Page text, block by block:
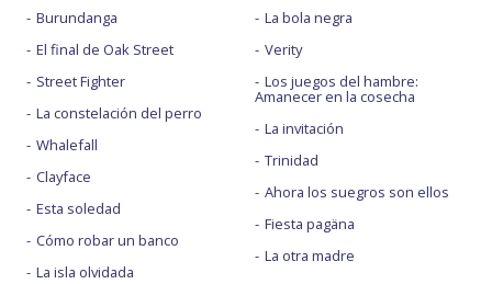
Burundanga
El final de Oak Street
Street Fighter
La constelación del perro
Whalefall
Clayface
Esta soledad
Cómo robar un banco
La isla olvidada
La bola negra
Verity
Los juegos del hambre:
Amanecer en la cosecha
La invitación
Trinidad
Ahora los suegros son ellos
Fiesta pagäna
La otra madre